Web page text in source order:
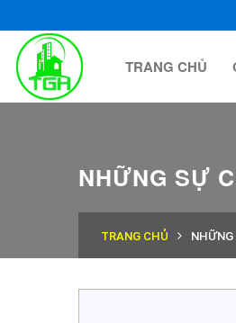
TRANG CHỦ
NHỮNG SỰ
TRANG CHỦ NHỮNG